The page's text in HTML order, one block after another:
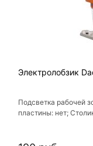
Электролобзик
Подсветка рабочей
пластины: нет;